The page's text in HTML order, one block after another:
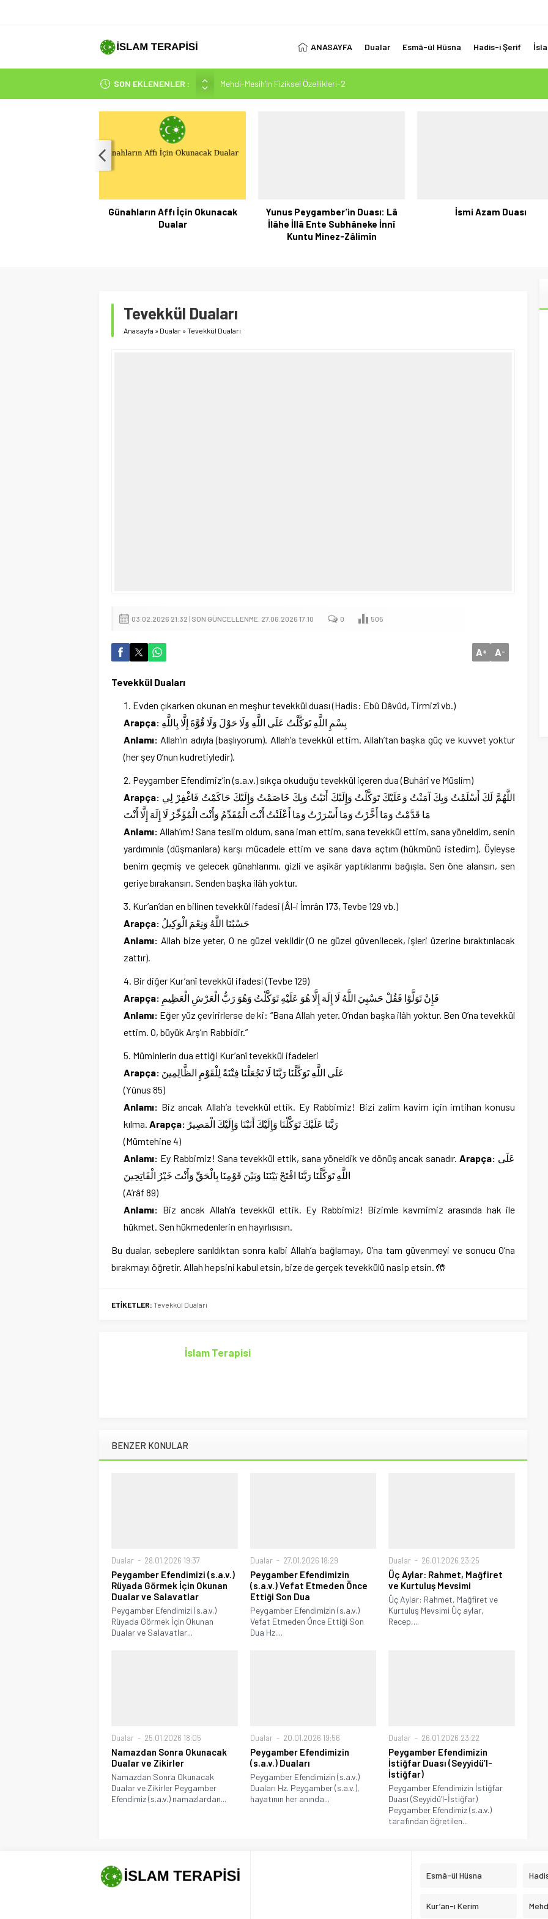
ANASAYFA Dualar Esmâ-ül Hüsna Hadis-i Şerif
SON EKLENENLER :
Mehdi-Mesih’in Fiziksel Özellikleri-2
Hakikatin Nihai Ölçüsü: Kur’an-ı Kerim’in Önceki Kitapları Tasdiki ve Tahrifleri Arındırması
Günahların Affı İçin Okunacak
Dualar
Yunus Peygamber’in Duası: Lâ
İlâhe İllâ Ente Subhâneke İnnî
Kuntu Minez-Zâlimîn
İsmi Azam Duası
Tevekkül Duaları
Anasayfa » Dualar »Tevekkül Duaları
03.02.2026 21:32 | SON GÜNCELLENME: 27.06.2026 17:10 0 505
A+ A-
Tevekkül Duaları
Evden çıkarken okunan en meşhur tevekkül duası (Hadis: Ebû Dâvûd, Tirmizî vb.)
Arapça: بِسْمِ اللَّهِ تَوَكَّلْتُ عَلَى اللَّهِ وَلَا حَوْلَ وَلَا قُوَّةَ إِلَّا بِاللَّهِ
Anlamı: Allah’ın adıyla (başlıyorum). Allah’a tevekkül ettim. Allah’tan başka güç ve kuvvet yoktur
(her şey O’nun kudretiyledir).
Peygamber Efendimiz’in (s.a.v.) sıkça okuduğu tevekkül içeren dua (Buhârî ve Müslim)
Arapça:
مَا قَدَّمْتُ وَمَا أَخَّرْتُ وَمَا أَسْرَرْتُ وَمَا أَعْلَنْتُ أَنْتَ الْمُقَدِّمُ وَأَنْتَ الْمُؤَخِّرُ لَا إِلَهَ إِلَّا أَنْتَ
Anlamı: Allah’ım! Sana teslim oldum, sana iman ettim, sana tevekkül ettim, sana yöneldim, senin
yardımınla (düşmanlara) karşı mücadele ettim ve sana dava açtım (hükmünü istedim). Öyleyse
benim geçmiş ve gelecek günahlarımı, gizli ve aşikâr yaptıklarımı bağışla. Sen öne alansın, sen
geriye bırakansın. Senden başka ilâh yoktur.
Kur’an’dan en bilinen tevekkül ifadesi (Âl-i İmrân 173, Tevbe 129 vb.)
Arapça: حَسْبُنَا اللَّهُ وَنِعْمَ الْوَكِيلُ
Anlamı: Allah bize yeter, O ne güzel vekildir (O ne güzel güvenilecek, işleri üzerine bıraktırılacak
zattır).
Bir diğer Kur’anî tevekkül ifadesi (Tevbe 129)
Arapça: فَإِنْ تَوَلَّوْا فَقُلْ حَسْبِيَ اللَّهُ لَا إِلَهَ إِلَّا هُوَ عَلَيْهِ تَوَكَّلْتُ وَهُوَ رَبُّ الْعَرْشِ الْعَظِيمِ
Anlamı: Eğer yüz çevirirlerse de ki: “Bana Allah yeter. O’ndan başka ilâh yoktur. Ben O’na tevekkül
ettim. O, büyük Arş’ın Rabbidir.”
Müminlerin dua ettiği Kur’anî tevekkül ifadeleri
Arapça: عَلَى اللَّهِ تَوَكَّلْنَا رَبَّنَا لَا تَجْعَلْنَا فِتْنَةً لِلْقَوْمِ الظَّالِمِينَ
(Yûnus 85)
Anlamı: Biz ancak Allah’a tevekkül ettik. Ey Rabbimiz! Bizi zalim kavim için imtihan konusu
kılma. Arapça: رَبَّنَا عَلَيْكَ تَوَكَّلْنَا وَإِلَيْكَ أَنَبْنَا وَإِلَيْكَ الْمَصِيرُ
(Mümtehine 4)
Anlamı: Ey Rabbimiz! Sana tevekkül ettik, sana yöneldik ve dönüş ancak sanadır.Arapça:
اللَّهِ تَوَكَّلْنَا رَبَّنَا افْتَحْ بَيْنَنَا وَبَيْنَ قَوْمِنَا بِالْحَقِّ وَأَنْتَ خَيْرُ الْفَاتِحِينَ
(A’râf 89)
Anlamı: Biz ancak Allah’a tevekkül ettik. Ey Rabbimiz! Bizimle kavmimiz arasında hak ile
hükmet. Sen hükmedenlerin en hayırlısısın.
Bu dualar, sebeplere sarıldıktan sonra kalbi Allah’a bağlamayı, O’na tam güvenmeyi ve sonucu O’na
bırakmayı öğretir. Allah hepsini kabul etsin, bize de gerçek tevekkülü nasip etsin. 🤲
ETİKETLER: Tevekkül Duaları
İslam Terapisi
BENZER KONULAR
Dualar 28.01.2026 19:37
Peygamber Efendimizi (s.a.v.)
Rüyada Görmek İçin Okunan
Dualar ve Salavatlar
Peygamber Efendimizi (s.a.v.)
Rüyada Görmek İçin Okunan
Dualar ve Salavatlar...
Dualar 27.01.2026 18:29
Peygamber Efendimizin
(s.a.v.) Vefat Etmeden Önce
Ettiği Son Dua
Peygamber Efendimizin (s.a.v.)
Vefat Etmeden Önce Ettiği Son
Dua Hz....
Dualar 26.01.2026 23:25
Üç Aylar: Rahmet, Mağfiret
ve Kurtuluş Mevsimi
Üç Aylar: Rahmet, Mağfiret ve
Kurtuluş Mevsimi Üç aylar,
Recep,...
Dualar 25.01.2026 18:05
Namazdan Sonra Okunacak
Dualar ve Zikirler
Namazdan Sonra Okunacak
Dualar ve Zikirler Peygamber
Efendimiz (s.a.v.) namazlardan...
Dualar 20.01.2026 19:56
Peygamber Efendimizin
(s.a.v.) Duaları
Peygamber Efendimizin (s.a.v.)
Duaları Hz. Peygamber (s.a.v.),
hayatının her anında...
Dualar 26.01.2026 23:22
Peygamber Efendimizin
İstiğfar Duası (Seyyidü’l-
İstiğfar)
Peygamber Efendimizin İstiğfar
Duası (Seyyidü’l-İstiğfar)
Peygamber Efendimiz (s.a.v.)
tarafından öğretilen...
Esmâ-ül Hüsna
Kur’an-ı Kerim